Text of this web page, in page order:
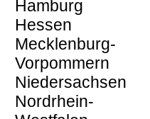
Hamburg
Hessen
Mecklenburg-
Vorpommern
Niedersachsen
Nordrhein-